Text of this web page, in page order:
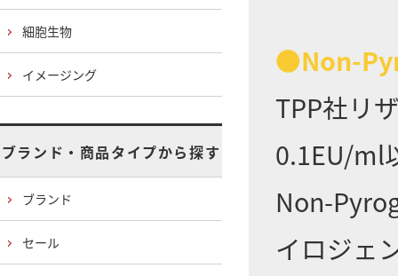
●Non-
TPP社リ
0.1EU/ml
Non-
イロジェ
細胞生物
イメージング
ブランド・商品タイプから探す
ブランド
セール